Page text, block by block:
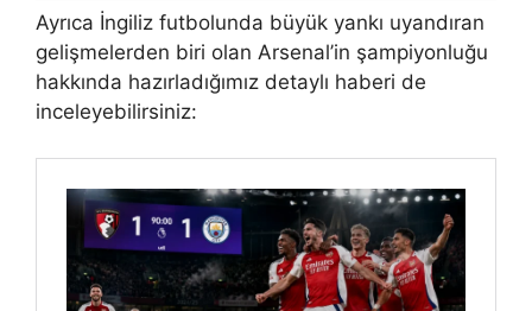
Ayrıca İngiliz futbolunda büyük yankı uyandıran
gelişmelerden biri olan Arsenal’in şampiyonluğu
hakkında hazırladığımız detaylı haberi de
inceleyebilirsiniz: